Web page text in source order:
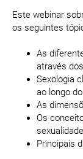
Este webinar
os seguintes
As
através
Sexologia
ao longo
As
Os
Principais